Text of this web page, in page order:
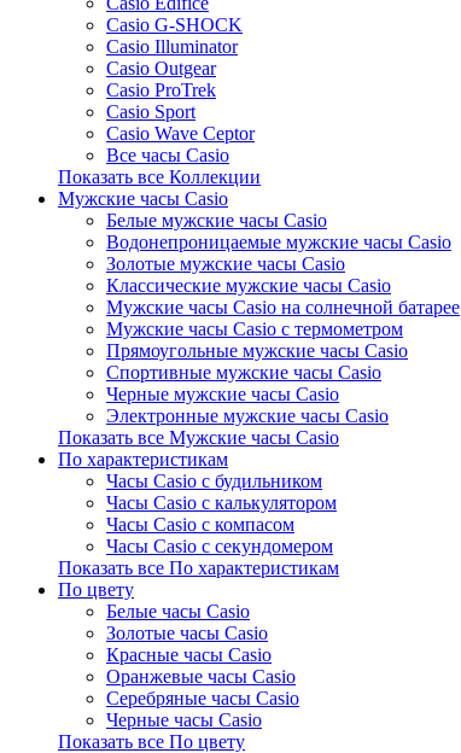
Casio G-SHOCK
Casio Illuminator
Casio Outgear
Casio ProTrek
Casio Sport
Casio Wave Ceptor
Все часы Casio
Показать все Коллекции
Мужские часы Casio
Белые мужские часы Casio
Водонепроницаемые мужские часы Casio
Золотые мужские часы Casio
Классические мужские часы Casio
Мужские часы Casio на солнечной батарее
Мужские часы Casio с термометром
Прямоугольные мужские часы Casio
Спортивные мужские часы Casio
Черные мужские часы Casio
Электронные мужские часы Casio
Показать все Мужские часы Casio
По характеристикам
Часы Casio с будильником
Часы Casio с калькулятором
Часы Casio с компасом
Часы Casio с секундомером
Показать все По характеристикам
По цвету
Белые часы Casio
Золотые часы Casio
Красные часы Casio
Оранжевые часы Casio
Серебряные часы Casio
Черные часы Casio
Показать все По цвету